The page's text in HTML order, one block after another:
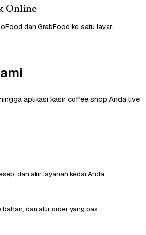
Online
dan GrabFood ke satu layar.
aplikasi kasir coffee shop Anda live
dan alur layanan kedai Anda.
bahan, dan alur order yang pas.